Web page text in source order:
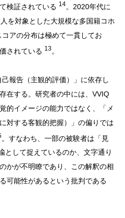
検証されている 14。2020年代に
を対象とした大規模な多国籍コホ
アの分布は極めて一貫してお
されている 13。
報告（主観的評価）」に依存し
在する。研究者の中には、VVIQ
的イメージの能力ではなく、「メ
対する客観的把握）」の偏りでは
。すなわち、一部の被験者は「見
として捉えているのか、文字通り
かが不明瞭であり、この解釈の相
可能性があるという批判である